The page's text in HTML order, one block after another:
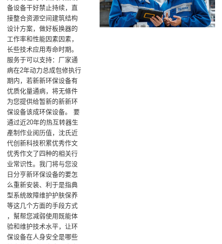
备设备干好禁止持续，直
接整合资源空间建筑结构
设计方案，做好板换器的
工作率和性能因素因素，
长些技术应用寿命时期。
服务于可以支持：厂家通
病在2年动力总成包修执行
期内，若新新环保设备有
优质化量通病，将无條件
为您提供给暂新的新新环
保设备该成环保设备。 要
通过近20年的热互转器生
產制作业阅历值，沈氏近
代创新科技积累优秀作文
优秀作文了四种的相关行
业常识性。我门将与您没
日分亨新环保设备的要怎
么重新安装、利于是指典
型系统故障维护护肤保养
等这几个方面的手段方式
，幫帮您减弱使用既能体
验和维护技术水平，让环
保设备在人身安全是哪些